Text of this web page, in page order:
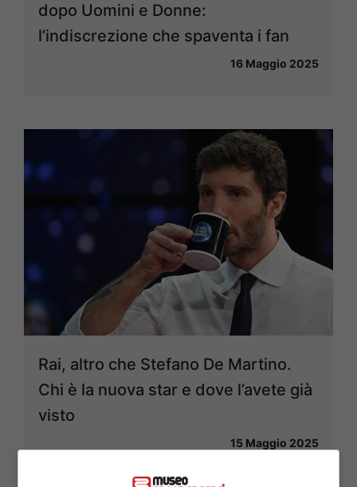
dopo Uomini e Donne:
l’indiscrezione che spaventa i fan
16 Maggio 2025
Rai, altro che Stefano De Martino.
Chi è la nuova star e dove l’avete già
visto
15 Maggio 2025